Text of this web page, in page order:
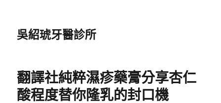
吳紹琥牙醫診所
翻譯社純粹濕疹藥膏分享杏仁
酸程度替你隆乳的封口機